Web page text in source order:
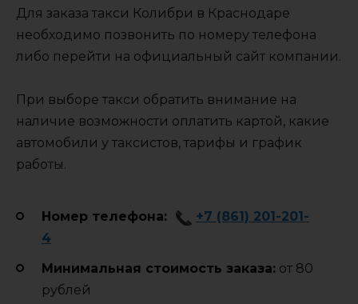
Для заказа такси Колибри в Краснодаре
необходимо позвонить по номеру телефона
либо перейти на официальный сайт компании.
При выборе такси обратить внимание на
наличие возможности оплатить картой, какие
автомобили у таксистов, тарифы и график
работы.
Номер телефона:
+7 (861) 201-201-
4
Минимальная стоимость заказа: от 80
рублей